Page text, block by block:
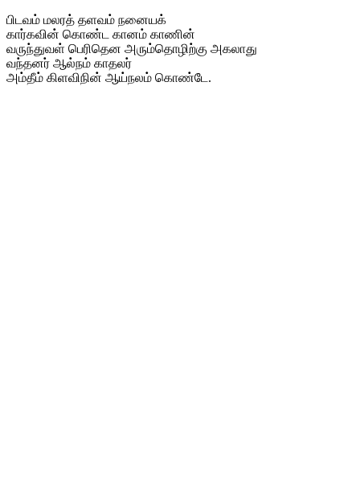
பிடவம் மலரத் தளவம் நனையக்
கார்கவின் கொண்ட கானம் காணின்
வருந்துவள் பெரிதென அரும்தொழிற்கு அகலாது
வந்தனர் ஆல்நம் காதலர்
அம்தீம் கிளவிநின் ஆய்நலம் கொண்டே.